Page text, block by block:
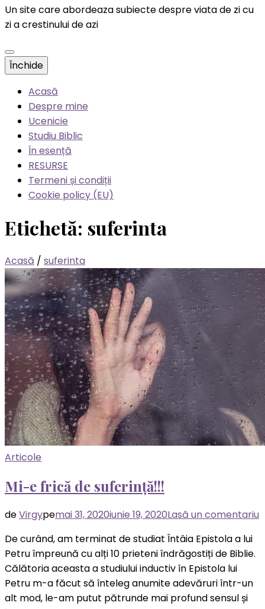
Un site care abordeaza subiecte despre viata de zi cu
zi a crestinului de azi
Închide
Acasă
Despre mine
Ucenicie
Studiu Biblic
În esență
RESURSE
Termeni și condiții
Cookie policy (EU)
Etichetă: suferinta
Acasă / suferinta
Articole
Mi-e frică de suferință!!!
deVirgypemai 31, 2020iunie 19, 2020Lasă un comentariu
De curând, am terminat de studiat Întâia Epistola a lui
Petru împreună cu alți 10 prieteni îndrăgostiți de Biblie.
Călătoria aceasta a studiului inductiv în Epistola lui
Petru m-a făcut să înteleg anumite adevăruri într-un
alt mod, le-am putut pătrunde mai profund sensul și